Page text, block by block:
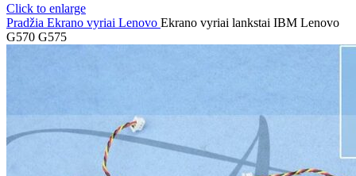
Click to enlarge
Pradžia Ekrano vyriai Lenovo Ekrano vyriai lankstai IBM Lenovo
G570 G575